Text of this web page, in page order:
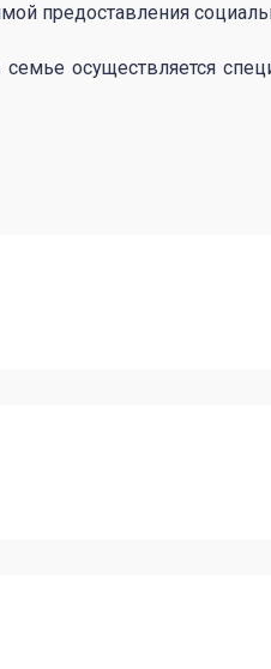
предоставления
семье осуществляется